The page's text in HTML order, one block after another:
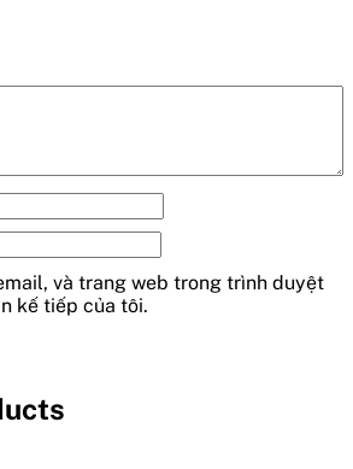
và trang web trong trình duyệt
kế tiếp của tôi.